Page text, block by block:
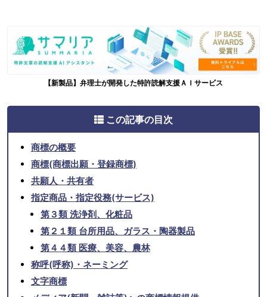
【新製品】弁理士が開発した特許読解支援ＡＩサービス
この記事の目次
商標の概要
商標(商標出願・登録商標)
共願人・共有者
指定商品・指定役務(サービス)
第３類 洗浄剤、化粧品
第２１類 台所用品、ガラス・陶器製品
第４４類 医療、美容、農林
称呼(呼称)・ネーミング
文字商標